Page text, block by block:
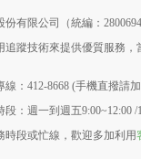
份有限公司（統編：
追蹤技術來提供優質服務
線：412-8668 (手機直撥請
段：週一到週五9:00~12:00 /
時段或忙線，歡迎多加利用